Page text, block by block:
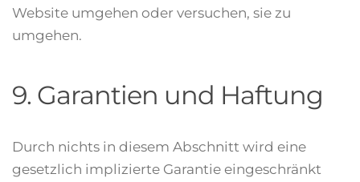
Website umgehen oder versuchen, sie zu
umgehen.
9. Garantien und Haftung
Durch nichts in diesem Abschnitt wird eine
gesetzlich implizierte Garantie eingeschränkt